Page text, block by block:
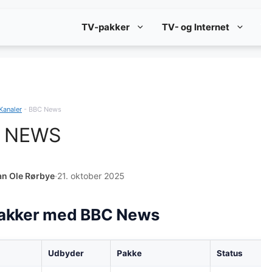
TV-pakker TV- og Internet
Kanaler - BBC News
Ole Rørbye·21. oktober 2025
med BBC News
Udbyder Pakke Status